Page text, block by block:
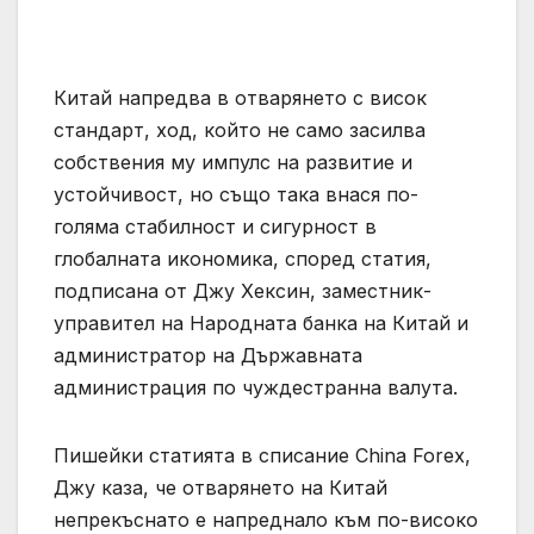
Китай напредва в отварянето с висок
стандарт, ход, който не само засилва
собствения му импулс на развитие и
устойчивост, но също така внася по-
голяма стабилност и сигурност в
глобалната икономика, според статия,
подписана от Джу Хексин, заместник-
управител на Народната банка на Китай и
администратор на Държавната
администрация по чуждестранна валута.
Пишейки статията в списание China Forex,
Джу каза, че отварянето на Китай
непрекъснато е напреднало към по-високо